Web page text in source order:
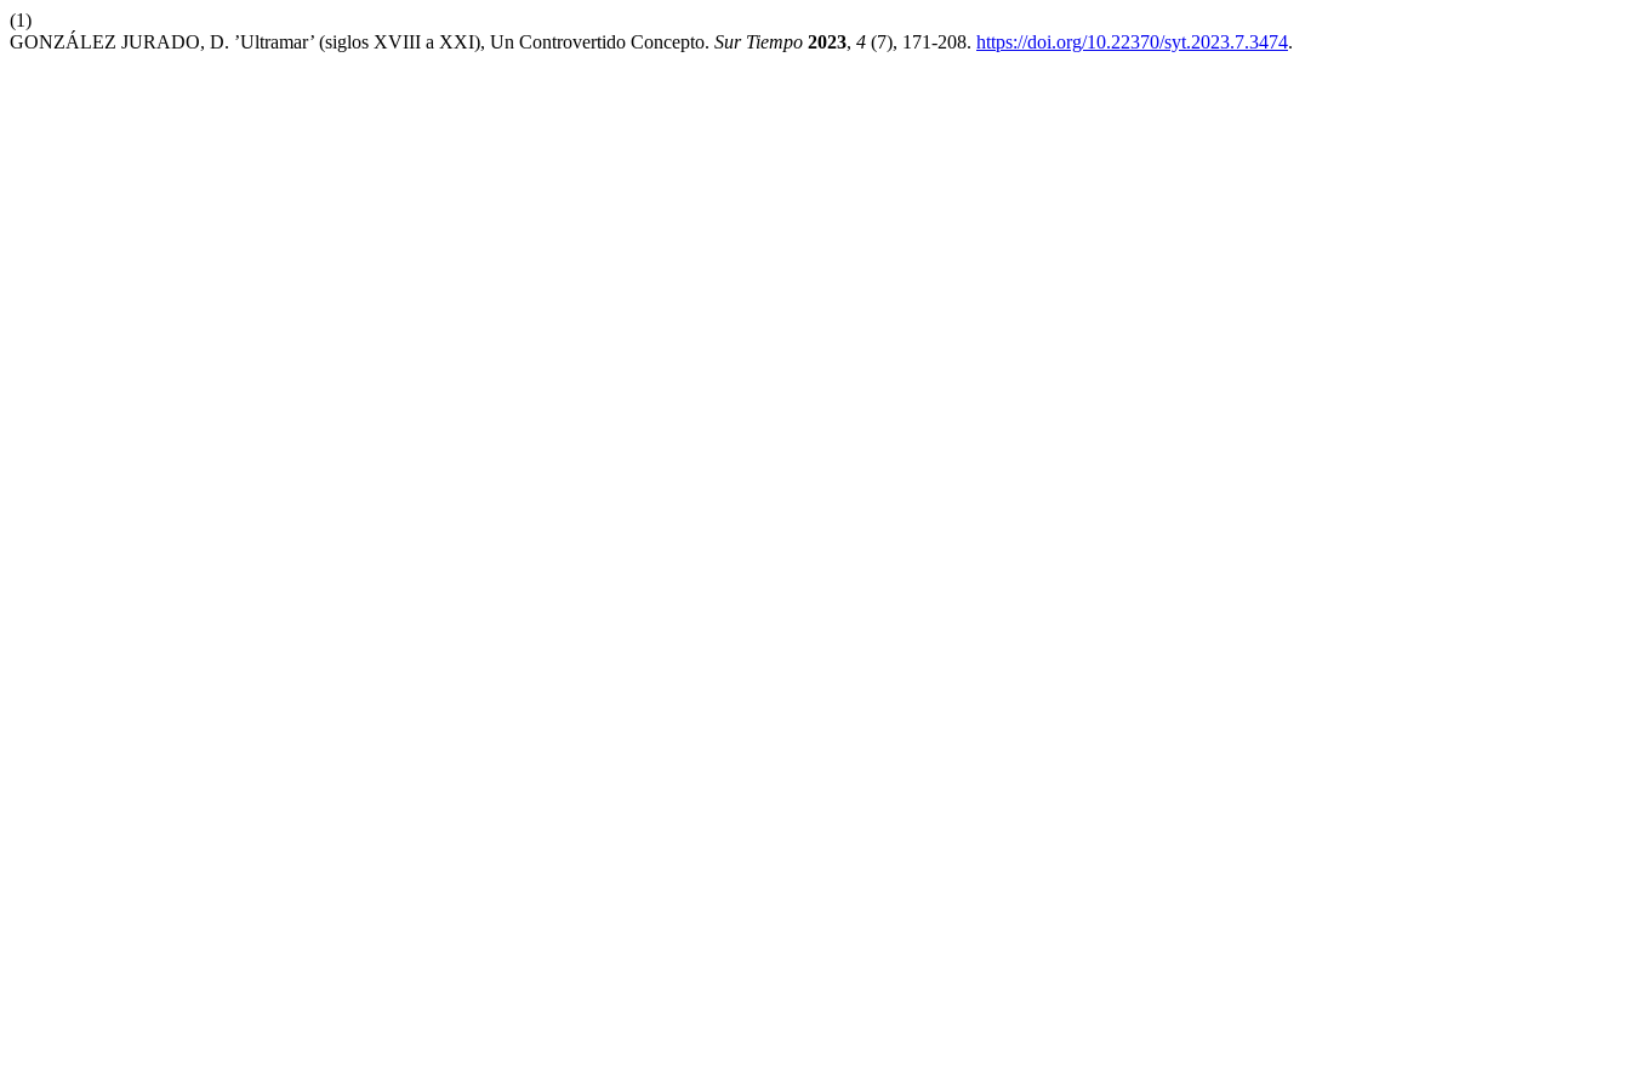
(1)
GONZÁLEZ JURADO, D. ’Ultramar’ (siglos XVIII a XXI), Un Controvertido Concepto. Sur Tiempo 2023, 4 (7), 171-208. https://doi.org/10.22370/syt.2023.7.3474.